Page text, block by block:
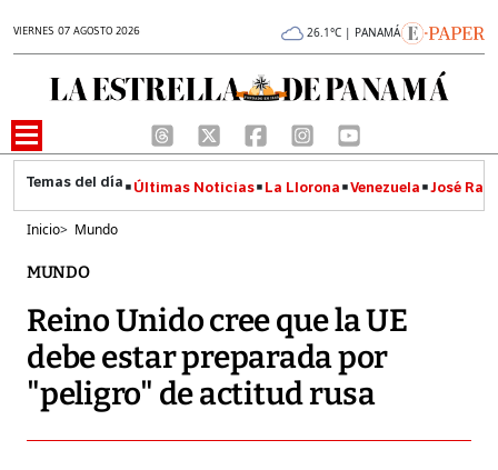
VIERNES 07 AGOSTO 2026 26.1°C | PANAMÁ
Últimas Noticias La Llorona Venezuela José
Inicio> Mundo
MUNDO
Reino Unido cree que la UE
debe estar preparada por
"peligro" de actitud rusa